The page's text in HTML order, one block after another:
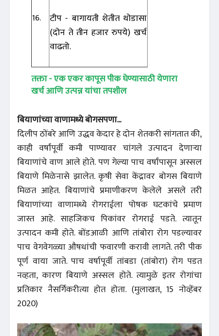
तक्ता - एक एकर कापूस पीक घेण्यासाठी येणारा
खर्च आणि उत्पन्न यांचा तपशील
16.
टीप - बागायती शेतीत थोडासा
(दोन ते तीन हजार रुपये) खर्च
वाढतो.
बियाणांच्या वाणामध्ये बोगसपणा...
दिलीप ठोंबरे आणि उद्धव केदार हे दोन शेतकरी सांगतात की,
काही वर्षांपूर्वी कमी पाण्यावर चांगले उत्पादन देणाऱ्या
बियाणांचे वाण आले होते. पण गेल्या पाच वर्षांपासून अस्सल
बियाणे मिळेनासे झालेत. कृषी सेवा केंद्रावर बोगस बियाणे
मिळत आहेत. बियाणांचे प्रमाणीकरण केलेले असले तरी
बियाणांच्या वाणामध्ये रोगराईला पोषक घटकांचे प्रमाण
जास्त आहे. साहजिकच पिकांवर रोगराई पडते. त्यातून
उत्पादन कमी होते. बोंडआळी आणि तांबोरा रोग पडल्यावर
पाच वेगवेगळ्या औषधांची फवारणी करावी लागते. तरी पीक
पूर्ण वाया जाते. पाच वर्षापूर्वी तांबडा (तांबोरा) रोग पडत
नव्हता, कारण बियाणे अस्सल होते. त्यामुळे इतर रोगांचा
प्रतिकार नैसर्गिकरीत्या होत होता. (मुलाखत, 15 नोव्हेंबर
2020)